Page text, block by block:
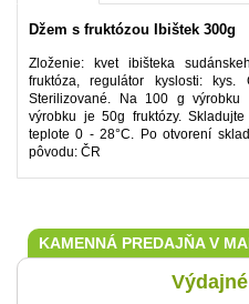
Džem s fruktózou Ibištek 300g
Zloženie: kvet ibišteka
fruktóza, regulátor kyslosti: kys.
Sterilizované. Na 100 g
výrobku je 50g fruktózy.
teplote 0 - 28°C. Po otvorení
pôvodu: ČR
KAMENNÁ PREDAJŇA V